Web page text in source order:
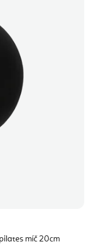
míč 20cm